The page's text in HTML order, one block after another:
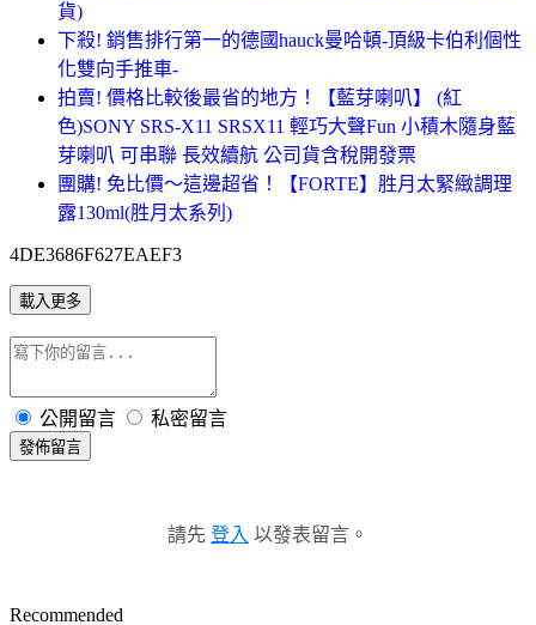
貨)
下殺! 銷售排行第一的德國hauck曼哈頓-頂級卡伯利個性
化雙向手推車-
拍賣! 價格比較後最省的地方！【藍芽喇叭】 (紅
色)SONY SRS-X11 SRSX11 輕巧大聲Fun 小積木隨身藍
芽喇叭 可串聯 長效續航 公司貨含稅開發票
團購! 免比價～這邊超省！【FORTE】胜月太緊緻調理
露130ml(胜月太系列)
4DE3686F627EAEF3
載入更多
公開留言 私密留言
發佈留言
請先 登入 以發表留言。
Recommended